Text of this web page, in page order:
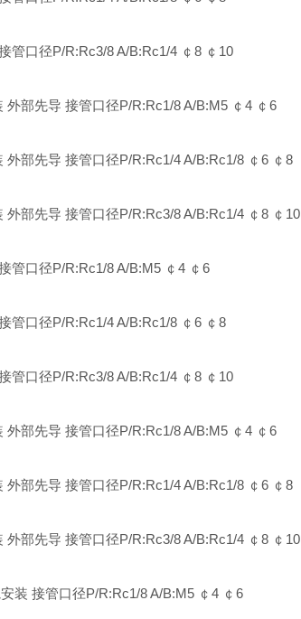
管口径P/R:Rc3/8 A/B:Rc1/4 ￠8 ￠10
部先导 接管口径P/R:Rc1/8 A/B:M5 ￠4 ￠6
部先导 接管口径P/R:Rc1/4 A/B:Rc1/8 ￠6 ￠8
部先导 接管口径P/R:Rc3/8 A/B:Rc1/4 ￠8 ￠10
管口径P/R:Rc1/8 A/B:M5 ￠4 ￠6
管口径P/R:Rc1/4 A/B:Rc1/8 ￠6 ￠8
管口径P/R:Rc3/8 A/B:Rc1/4 ￠8 ￠10
部先导 接管口径P/R:Rc1/8 A/B:M5 ￠4 ￠6
部先导 接管口径P/R:Rc1/4 A/B:Rc1/8 ￠6 ￠8
部先导 接管口径P/R:Rc3/8 A/B:Rc1/4 ￠8 ￠10
装 接管口径P/R:Rc1/8 A/B:M5 ￠4 ￠6